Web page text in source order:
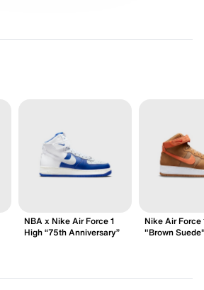
NBA x Nike Air Force 1
High “75th Anniversary”
Nike Air Force
"Brown